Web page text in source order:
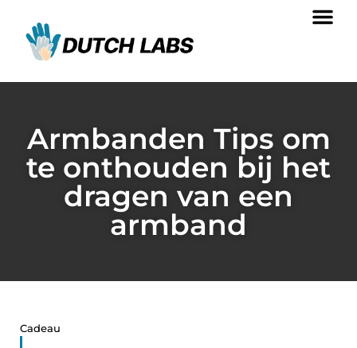
Armbanden Tips om
te onthouden bij het
dragen van een
armband
Cadeau